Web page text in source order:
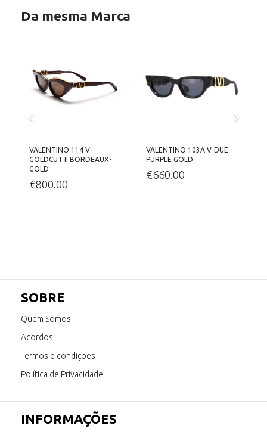
Da mesma Marca
VALENTINO 114 V-
GOLDCUT II BORDEAUX-
GOLD
€800.00
VALENTINO 103A V-DUE
PURPLE GOLD
€660.00
SOBRE
Quem Somos
Acordos
Termos e condições
Política de Privacidade
INFORMAÇÕES